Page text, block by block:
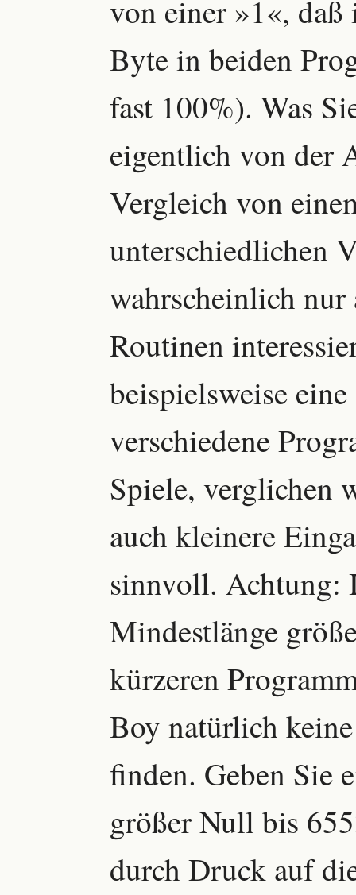
von einer »1«,
Byte in beiden
fast 100%). Was
eigentlich von der
Vergleich von
unterschiedlichen
wahrscheinlich
Routinen
beispielsweise
verschiedene
Spiele, verglichen
auch kleinere
sinnvoll. Achtung:
Mindestlänge
kürzeren
Boy natürlich
finden. Geben Sie
größer Null bis
durch Druck auf